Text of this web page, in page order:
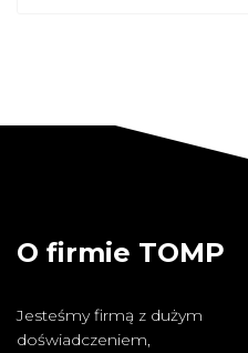
O firmie TOMP
Jesteśmy firmą z dużym
doświadczeniem,